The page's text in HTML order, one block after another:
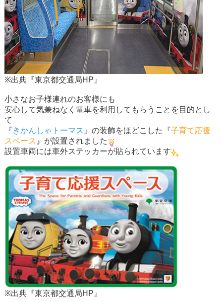
※出典『東京都交通局HP』
小さなお子様連れのお客様にも
安心して気兼ねなく電車を利用してもらうことを目的とし
て
『きかんしゃトーマス 』 の装飾をほどこした 『子育て応援
スペース 』 が設置されました
設置車両には車外ステッカーが貼られています
※出典『東京都交通局HP』